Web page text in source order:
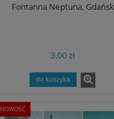
Fontanna Neptuna, Gdańsk
3,00 zł
do koszyka
NOWOŚĆ